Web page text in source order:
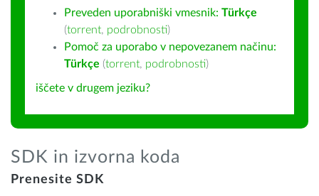
Preveden uporabniški vmesnik: Türkçe
(torrent, podrobnosti)
Pomoč za uporabo v nepovezanem načinu:
Türkçe (torrent, podrobnosti)
iščete v drugem jeziku?
SDK in izvorna koda
Prenesite SDK